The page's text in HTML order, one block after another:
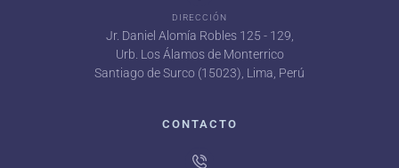
DIRECCIÓN
Jr. Daniel Alomía Robles 125 - 129,
Urb. Los Álamos de Monterrico
Santiago de Surco (15023), Lima, Perú
CONTACTO